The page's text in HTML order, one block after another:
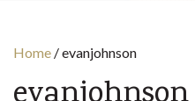
Home /evanjohnson